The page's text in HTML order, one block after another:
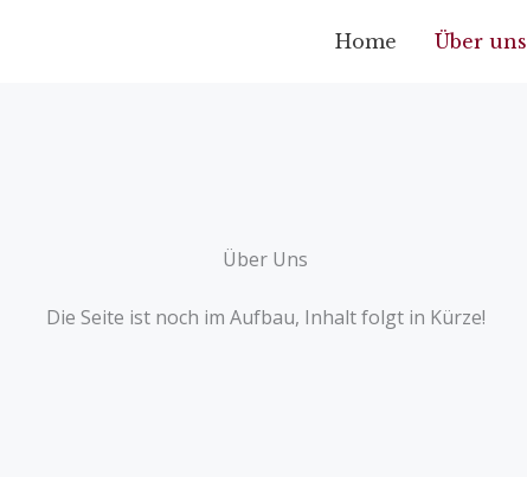
Home Über uns
Über Uns
Die Seite ist noch im Aufbau, Inhalt folgt in Kürze!